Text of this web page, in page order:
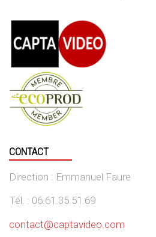
CONTACT
Direction : Emmanuel Faure
Tél. : 06.61.35.51.69
contact@captavideo.com